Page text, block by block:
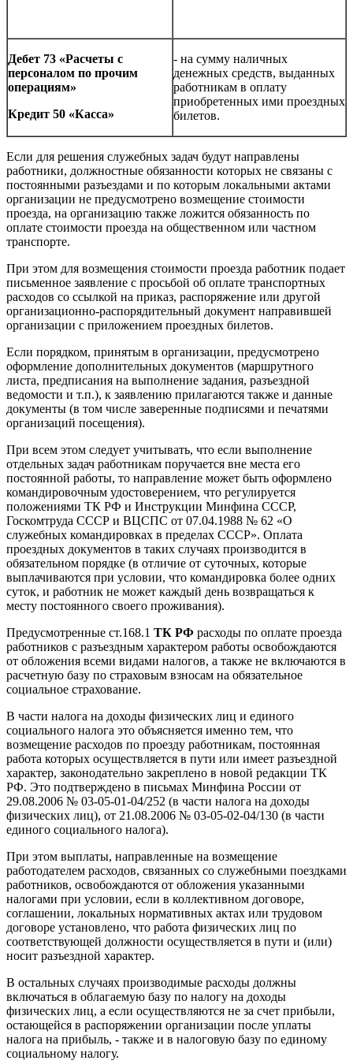
Дебет 73 «Расчеты с
персоналом по прочим
операциям»
Кредит 50 «Касса»
- на сумму наличных
денежных средств, выданных
работникам в оплату
приобретенных ими проездных
билетов.
Если для решения служебных задач будут направлены
работники, должностные обязанности которых не связаны с
постоянными разъездами и по которым локальными актами
организации не предусмотрено возмещение стоимости
проезда, на организацию также ложится обязанность по
оплате стоимости проезда на общественном или частном
транспорте.
При этом для возмещения стоимости проезда работник подает
письменное заявление с просьбой об оплате транспортных
расходов со ссылкой на приказ, распоряжение или другой
организационно-распорядительный документ направившей
организации с приложением проездных билетов.
Если порядком, принятым в организации, предусмотрено
оформление дополнительных документов (маршрутного
листа, предписания на выполнение задания, разъездной
ведомости и т.п.), к заявлению прилагаются также и данные
документы (в том числе заверенные подписями и печатями
организаций посещения).
При всем этом следует учитывать, что если выполнение
отдельных задач работникам поручается вне места его
постоянной работы, то направление может быть оформлено
командировочным удостоверением, что регулируется
положениями ТК РФ и Инструкции Минфина СССР,
Госкомтруда СССР и ВЦСПС от 07.04.1988 № 62 «О
служебных командировках в пределах СССР». Оплата
проездных документов в таких случаях производится в
обязательном порядке (в отличие от суточных, которые
выплачиваются при условии, что командировка более одних
суток, и работник не может каждый день возвращаться к
месту постоянного своего проживания).
Предусмотренные ст.168.1 ТК РФ расходы по оплате проезда
работников с разъездным характером работы освобождаются
от обложения всеми видами налогов, а также не включаются в
расчетную базу по страховым взносам на обязательное
социальное страхование.
В части налога на доходы физических лиц и единого
социального налога это объясняется именно тем, что
возмещение расходов по проезду работникам, постоянная
работа которых осуществляется в пути или имеет разъездной
характер, законодательно закреплено в новой редакции ТК
РФ. Это подтверждено в письмах Минфина России от
29.08.2006 № 03-05-01-04/252 (в части налога на доходы
физических лиц), от 21.08.2006 № 03-05-02-04/130 (в части
единого социального налога).
При этом выплаты, направленные на возмещение
работодателем расходов, связанных со служебными поездками
работников, освобождаются от обложения указанными
налогами при условии, если в коллективном договоре,
соглашении, локальных нормативных актах или трудовом
договоре установлено, что работа физических лиц по
соответствующей должности осуществляется в пути и (или)
носит разъездной характер.
В остальных случаях производимые расходы должны
включаться в облагаемую базу по налогу на доходы
физических лиц, а если осуществляются не за счет прибыли,
остающейся в распоряжении организации после уплаты
налога на прибыль, - также и в налоговую базу по единому
социальному налогу.